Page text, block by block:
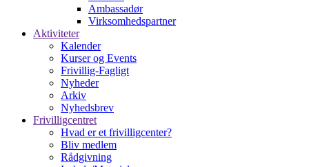
Ambassadør
Virksomhedspartner
Aktiviteter
Kalender
Kurser og Events
Frivillig-Fagligt
Nyheder
Arkiv
Nyhedsbrev
Frivilligcentret
Hvad er et frivilligcenter?
Bliv medlem
Rådgivning